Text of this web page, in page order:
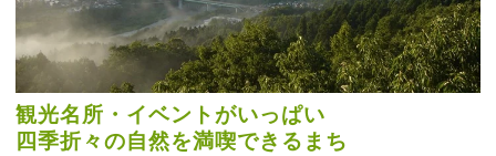
観光名所・イベントがいっぱい
四季折々の自然を満喫できるまち